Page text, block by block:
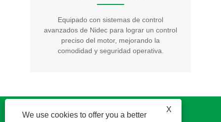
Equipado con sistemas de control
avanzados de Nidec para lograr un control
preciso del motor, mejorando la
comodidad y seguridad operativa.
X
We use cookies to offer you a better